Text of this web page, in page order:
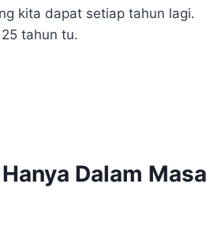
kita dapat setiap tahun lagi.
tahun tu.
Dalam Masa